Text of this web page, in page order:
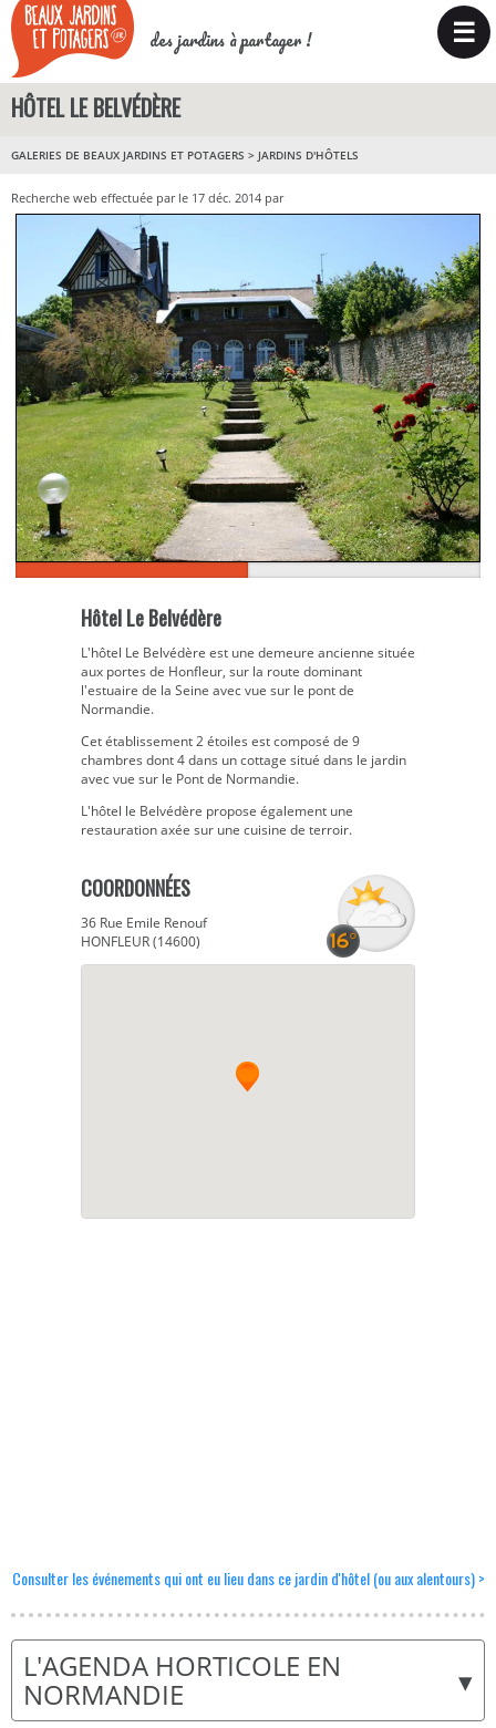
des jardins à partager ! ☰
HÔTEL LE BELVÉDÈRE
GALERIES DE BEAUX JARDINS ET POTAGERS > JARDINS D'HÔTELS
Recherche web effectuée par le 17 déc. 2014 par
Hôtel Le Belvédère
L'hôtel Le Belvédère est une demeure ancienne située
aux portes de Honfleur, sur la route dominant
l'estuaire de la Seine avec vue sur le pont de
Normandie.
Cet établissement 2 étoiles est composé de 9
chambres dont 4 dans un cottage situé dans le jardin
avec vue sur le Pont de Normandie.
L'hôtel le Belvédère propose également une
restauration axée sur une cuisine de terroir.
COORDONNÉES
36 Rue Emile Renouf
HONFLEUR (14600)
Consulter les événements qui ont eu lieu dans ce jardin d'hôtel (ou aux alentours) >
▾
L'AGENDA HORTICOLE EN
NORMANDIE